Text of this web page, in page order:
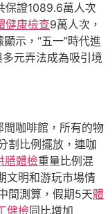
保證1089.6萬人次
健康檢查9萬人次，
示，“五一”時代進
元弄法成為吸引境
間咖啡館，所有的物
割比例擺放，連咖
膳體檢重量比例混
文明和游玩市場情
間測算，假期5天體
健檢同比增加